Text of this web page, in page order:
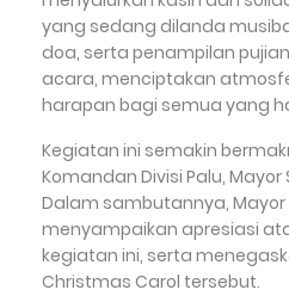
yang sedang dilanda
doa, serta penampilan
acara, menciptakan
harapan bagi semua yang
Kegiatan ini semakin
Komandan Divisi Palu, Mayor
Dalam sambutannya,
menyampaikan apresiasi
kegiatan ini, serta
Christmas Carol tersebut.